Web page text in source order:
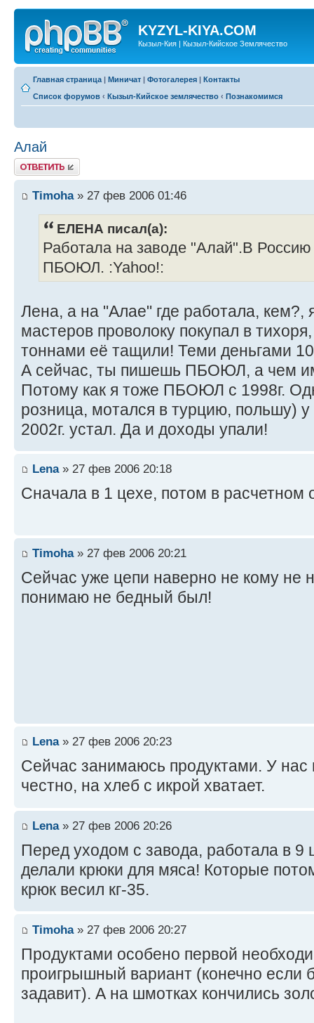
KYZYL-KIYA.COM
Кызыл-Кия | Кызыл-Кийское Землячество
Главная страница | Миничат | Фотогалерея | Контакты
Список форумов ‹ Кызыл-Кийское землячество ‹ Познакомимся
Алай
Ответить
Timoha» 27 фев 2006 01:46
ЕЛЕНА писал(а):
Работала на заводе "Алай".В Россию
ПБОЮЛ. :Yahoo!:
Лена, а на "Алае" где работала, кем?,
мастеров проволоку покупал в
тоннами её тащили! Теми деньгами
А сейчас, ты пишешь ПБОЮЛ, а чем
Потому как я тоже ПБОЮЛ с 1998г.
розница, мотался в турцию, польшу) у
2002г. устал. Да и доходы упали!
Lena» 27 фев 2006 20:18
Cначала в 1 цехе, потом в расчетном
Timoha» 27 фев 2006 20:21
Сейчас уже цепи наверно не кому не
понимаю не бедный был!
Lena» 27 фев 2006 20:23
Сейчас занимаюсь продуктами. У
честно, на хлеб с икрой хватает.
Lena» 27 фев 2006 20:26
Перед уходом с завода, работала в 9
делали крюки для мяса! Которые
крюк весил кг-35.
Timoha» 27 фев 2006 20:27
Продуктами особено первой
проигрышный вариант (конечно если
задавит). А на шмотках кончились